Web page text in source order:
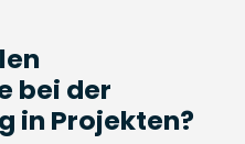
bei der
in Projekten?